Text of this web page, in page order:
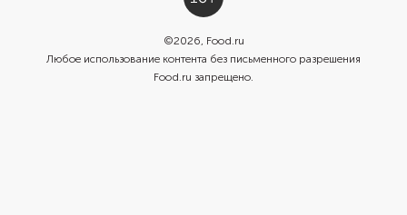
©2026, Food.ru
Любое использование контента без письменного разрешения
Food.ru запрещено.